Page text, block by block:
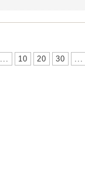
... 10 20 30 ...